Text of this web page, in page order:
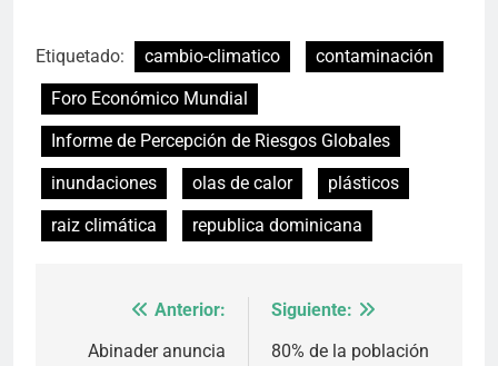
Etiquetado: cambio-climatico
contaminación
Foro Económico Mundial
Informe de Percepción de Riesgos Globales
inundaciones
olas de calor
plásticos
raiz climática
republica dominicana
Navegación
Anterior:
Abinader anuncia
Siguiente:
80% de la población